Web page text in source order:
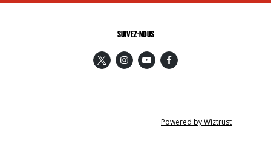
SUIVEZ-NOUS
Powered by Wiztrust